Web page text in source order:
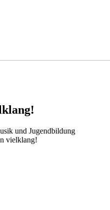
und Jugendbildung
vielklang!